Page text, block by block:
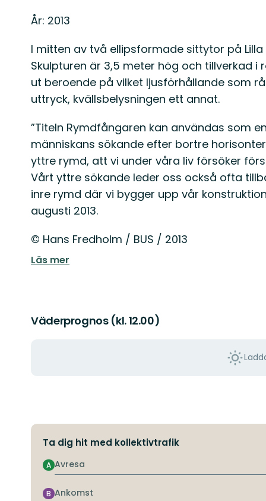
År: 2013
I mitten av två ellipsformade sittytor på
Skulpturen är 3,5 meter hög och tillverkad i
ut beroende på vilket ljusförhållande som
uttryck, kvällsbelysningen ett annat.
”Titeln Rymdfångaren kan användas som
människans sökande efter bortre
yttre rymd, att vi under våra liv försöker
Vårt yttre sökande leder oss också ofta
inre rymd där vi bygger upp vår
augusti 2013.
© Hans Fredholm / BUS / 2013
Läs mer
Väderprognos (kl. 12.00)
Ta dig hit med kollektivtrafik
Avresa
A
Ankomst
B